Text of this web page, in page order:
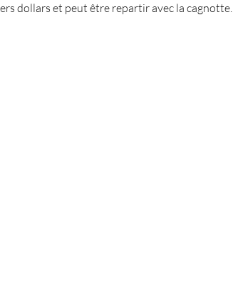
dollars et peut être repartir avec la cagnotte.